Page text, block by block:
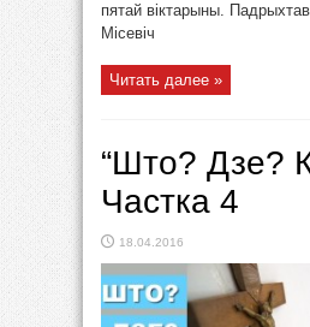
пятай віктарыны.
Місевіч
Читать далее »
“Што? Дзе?
Частка 4
18.04.2016